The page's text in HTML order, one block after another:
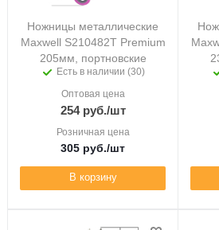
Ножницы металлические
Maxwell S210482T Premium
205мм, портновские
Есть в наличии (30)
Оптовая цена
254руб./шт
Розничная цена
305 руб./шт
В корзину